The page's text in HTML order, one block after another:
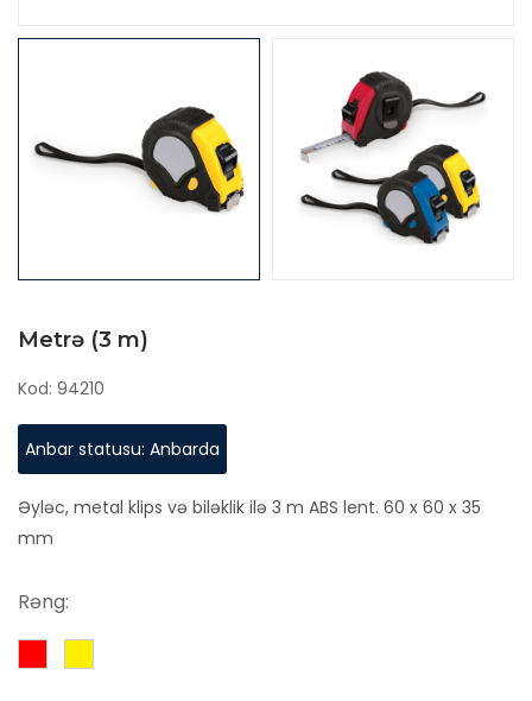
Metrə (3 m)
Kod: 94210
Anbar statusu: Anbarda
Əyləc, metal klips və biləklik ilə 3 m ABS lent. 60 x 60 x 35
mm
Rəng: